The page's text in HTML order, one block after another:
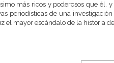
más ricos y poderosos que él,
periodísticas de una
el mayor escándalo de la historia